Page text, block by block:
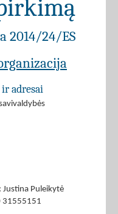
2014/24/ES
adresai
Justina Puleikytė
31555151